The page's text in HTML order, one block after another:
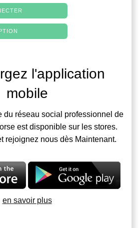
l'application
mobile
du réseau social professionnel de
est disponible sur les stores.
rejoignez nous dès Maintenant.
en savoir plus